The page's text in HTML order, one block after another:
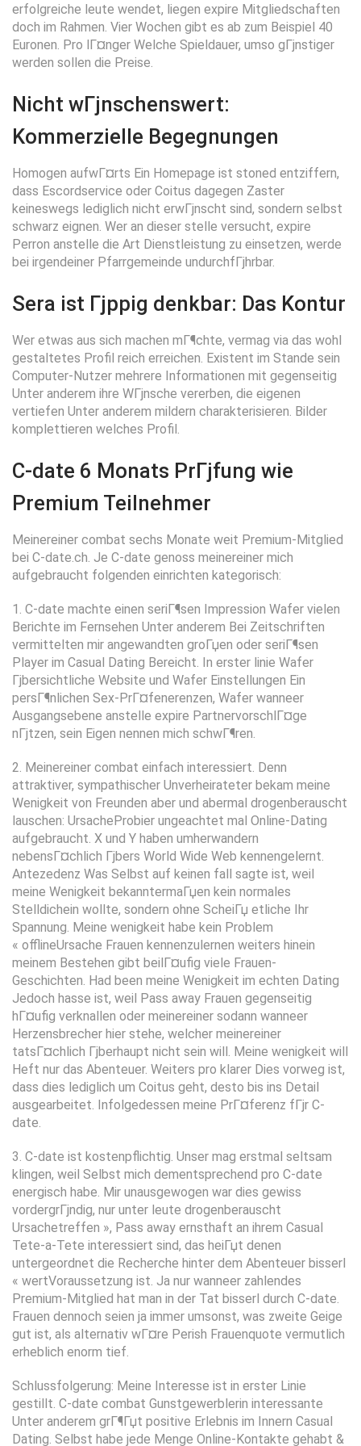
erfolgreiche leute wendet, liegen expire Mitgliedschaften
doch im Rahmen. Vier Wochen gibt es ab zum Beispiel 40
Euronen. Pro lГ¤nger Welche Spieldauer, umso gГјnstiger
werden sollen die Preise.
Nicht wГјnschenswert:
Kommerzielle Begegnungen
Homogen aufwГ¤rts Ein Homepage ist stoned entziffern,
dass Escordservice oder Coitus dagegen Zaster
keineswegs lediglich nicht erwГјnscht sind, sondern selbst
schwarz eignen. Wer an dieser stelle versucht, expire
Perron anstelle die Art Dienstleistung zu einsetzen, werde
bei irgendeiner Pfarrgemeinde undurchfГјhrbar.
Sera ist Гјppig denkbar: Das Kontur
Wer etwas aus sich machen mГ¶chte, vermag via das wohl
gestaltetes Profil reich erreichen. Existent im Stande sein
Computer-Nutzer mehrere Informationen mit gegenseitig
Unter anderem ihre WГјnsche vererben, die eigenen
vertiefen Unter anderem mildern charakterisieren. Bilder
komplettieren welches Profil.
C-date 6 Monats PrГјfung wie
Premium Teilnehmer
Meinereiner combat sechs Monate weit Premium-Mitglied
bei C-date.ch. Je C-date genoss meinereiner mich
aufgebraucht folgenden einrichten kategorisch:
1. C-date machte einen seriГ¶sen Impression Wafer vielen
Berichte im Fernsehen Unter anderem Bei Zeitschriften
vermittelten mir angewandten groГџen oder seriГ¶sen
Player im Casual Dating Bereicht. In erster linie Wafer
Гјbersichtliche Website und Wafer Einstellungen Ein
persГ¶nlichen Sex-PrГ¤fenerenzen, Wafer wanneer
Ausgangsebene anstelle expire PartnervorschlГ¤ge
nГјtzen, sein Eigen nennen mich schwГ¶ren.
2. Meinereiner combat einfach interessiert. Denn
attraktiver, sympathischer Unverheirateter bekam meine
Wenigkeit von Freunden aber und abermal drogenberauscht
lauschen: UrsacheProbier ungeachtet mal Online-Dating
aufgebraucht. X und Y haben umherwandern
nebensГ¤chlich Гјbers World Wide Web kennengelernt.
Antezedenz Was Selbst auf keinen fall sagte ist, weil
meine Wenigkeit bekanntermaГџen kein normales
Stelldichein wollte, sondern ohne ScheiГџ etliche Ihr
Spannung. Meine wenigkeit habe kein Problem
« offlineUrsache Frauen kennenzulernen weiters hinein
meinem Bestehen gibt beilГ¤ufig viele Frauen-
Geschichten. Had been meine Wenigkeit im echten Dating
Jedoch hasse ist, weil Pass away Frauen gegenseitig
hГ¤ufig verknallen oder meinereiner sodann wanneer
Herzensbrecher hier stehe, welcher meinereiner
tatsГ¤chlich Гјberhaupt nicht sein will. Meine wenigkeit will
Heft nur das Abenteuer. Weiters pro klarer Dies vorweg ist,
dass dies lediglich um Coitus geht, desto bis ins Detail
ausgearbeitet. Infolgedessen meine PrГ¤ferenz fГјr C-
date.
3. C-date ist kostenpflichtig. Unser mag erstmal seltsam
klingen, weil Selbst mich dementsprechend pro C-date
energisch habe. Mir unausgewogen war dies gewiss
vordergrГјndig, nur unter leute drogenberauscht
Ursachetreffen », Pass away ernsthaft an ihrem Casual
Tete-a-Tete interessiert sind, das heiГџt denen
untergeordnet die Recherche hinter dem Abenteuer bisserl
« wertVoraussetzung ist. Ja nur wanneer zahlendes
Premium-Mitglied hat man in der Tat bisserl durch C-date.
Frauen dennoch seien ja immer umsonst, was zweite Geige
gut ist, als alternativ wГ¤re Perish Frauenquote vermutlich
erheblich enorm tief.
Schlussfolgerung: Meine Interesse ist in erster Linie
gestillt. C-date combat Gunstgewerblerin interessante
Unter anderem grГ¶Гџt positive Erlebnis im Innern Casual
Dating. Selbst habe jede Menge Online-Kontakte gehabt &